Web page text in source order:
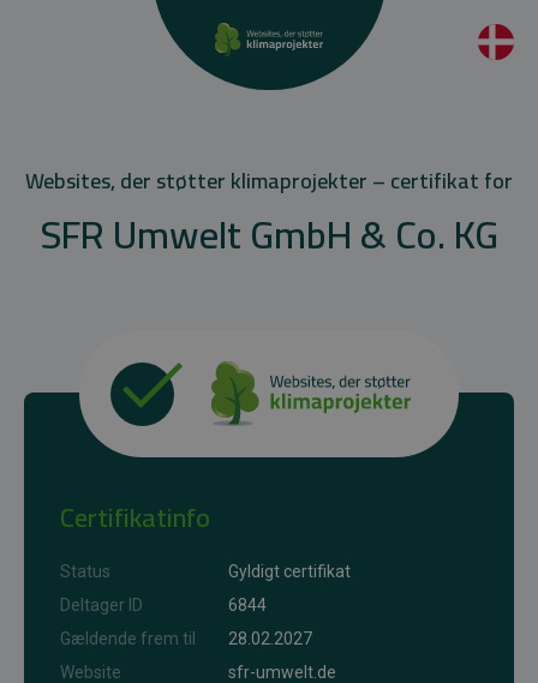
Websites, der støtter klimaprojekter – certifikat for
SFR Umwelt GmbH & Co. KG
Certifikatinfo
Status
Gyldigt certifikat
Deltager ID
6844
Gældende frem til
28.02.2027
Website
sfr-umwelt.de